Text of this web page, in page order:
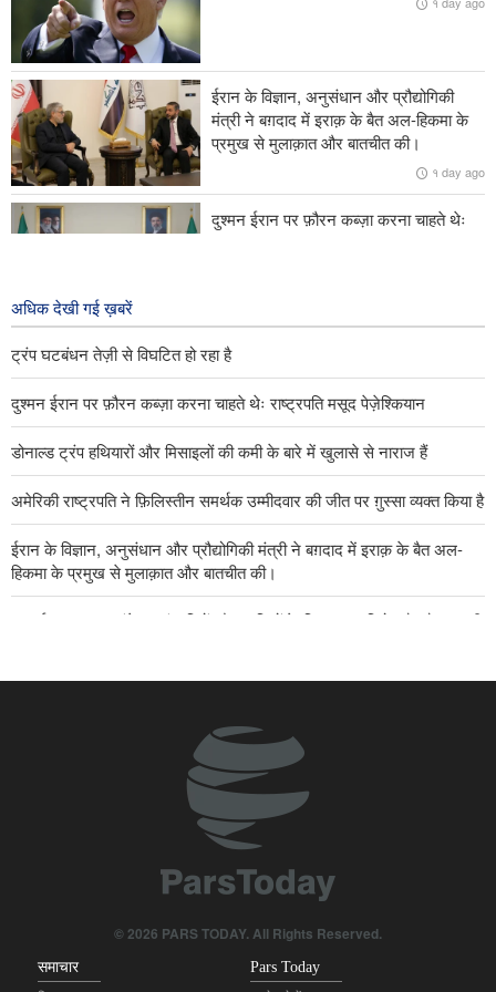
ईरानी सेना पूरी तैयार हैः अमीर मोहम्मद अकरमी-निया
ईरान के उद्योग मंत्री ने क़िर्किज़िस्तान के साथ सहयोग बढ़ाने पर बल दिया
अमेरिकी सैन्य समाधान होर्मुज़ जलडमरूमध्य की सुरक्षा सुनिश्चित करने में विफ़ल रहा
हैः इकोनॉमिस्ट पत्रिका
ईरान के विज्ञान, अनुसंधान और प्रौद्योगिकी
मंत्री ने बग़दाद में इराक़ के बैत अल-हिकमा के
प्रमुख से मुलाक़ात और बातचीत की।
१ day ago
दुश्मन ईरान पर फ़ौरन कब्ज़ा करना चाहते थेः
अधिक देखी गई ख़बरें
ट्रंप घटबंधन तेज़ी से विघटित हो रहा है
दुश्मन ईरान पर फ़ौरन कब्ज़ा करना चाहते थेः राष्ट्रपति मसूद पेज़ेश्कियान
डोनाल्ड ट्रंप हथियारों और मिसाइलों की कमी के बारे में खुलासे से नाराज हैं
अमेरिकी राष्ट्रपति ने फ़िलिस्तीन समर्थक उम्मीदवार की जीत पर ग़ुस्सा व्यक्त किया है
ईरान के विज्ञान, अनुसंधान और प्रौद्योगिकी मंत्री ने बग़दाद में इराक़ के बैत अल-
हिकमा के प्रमुख से मुलाक़ात और बातचीत की।
अरबईन का पहला संदेश अहंकारियों और ज़ालिमों के खिलाफ प्रतिरोध हैः सैयद अली
कार्यवाहक रक्षामंत्रीः आयातित सुरक्षा ख़रीदने की कोशिश करने वाले जल्द ही समझ
जाएंगे कि ईरानी स्वदेशी प्रौद्योगिकी क्षेत्र की किसी भी प्रणाली से बेहतर है।
ईरान के उद्योग मंत्री ने क़िर्किज़िस्तान के साथ सहयोग बढ़ाने पर बल दिया
तुर्किये के विदेश मंत्री ने ज़ायोनी शासन पर ग़ाज़ा पट्टी में शांति समझौते तक पहुँचने
© 2026 PARS TODAY. All Rights Reserved.
समाचार Pars Today